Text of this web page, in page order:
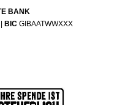
BANK
BIC GIBAATWWXXX